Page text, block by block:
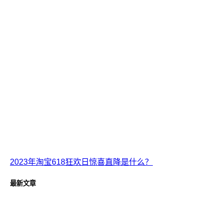
2023年淘宝618狂欢日惊喜直降是什么？
最新文章